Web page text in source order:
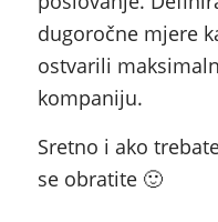
dugoročne mjere
ostvarili
kompaniju.
Sretno i ako
se obratite 🙂